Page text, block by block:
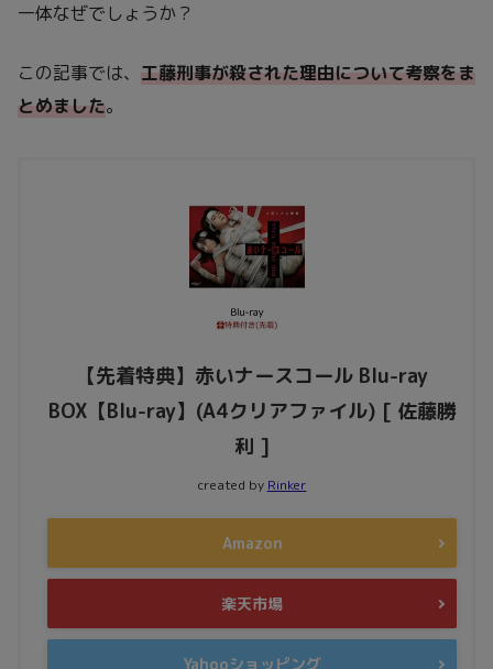
一体なぜでしょうか？
この記事では、 工藤刑事が殺された理由について考察をま
とめました。
【先着特典】赤いナースコール Blu-ray
BOX【Blu-ray】(A4クリアファイル) [ 佐藤勝
利 ]
created by Rinker
Amazon
楽天市場
Yahooショッピング